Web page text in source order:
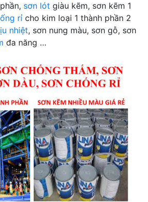
sơn lót giàu kẽm, sơn kẽm 1
rỉ cho kim loại 1 thành phần 2
nhiệt, sơn nung màu, sơn gỗ, sơn
đa năng …